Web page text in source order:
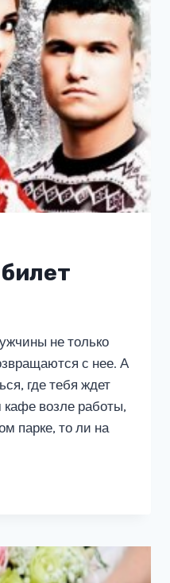
не только
с нее. А
где тебя ждет
возле работы,
парке, то ли на